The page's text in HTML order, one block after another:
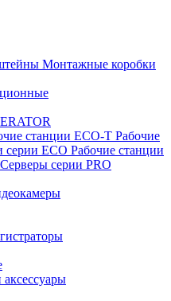
Монтажные коробки
станции ECO-T Рабочие
серии ECO Рабочие станции
Серверы серии PRO